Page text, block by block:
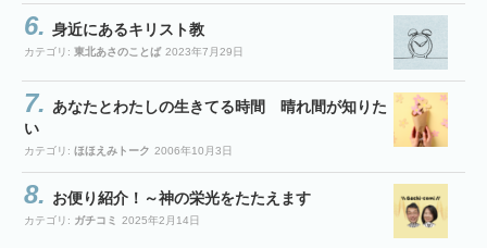
身近にあるキリスト教
カテゴリ: 東北あさのことば 2023年7月29日
あなたとわたしの生きてる時間 晴れ間が知りた
い
カテゴリ: ほほえみトーク 2006年10月3日
お便り紹介！～神の栄光をたたえます
カテゴリ: ガチコミ 2025年2月14日